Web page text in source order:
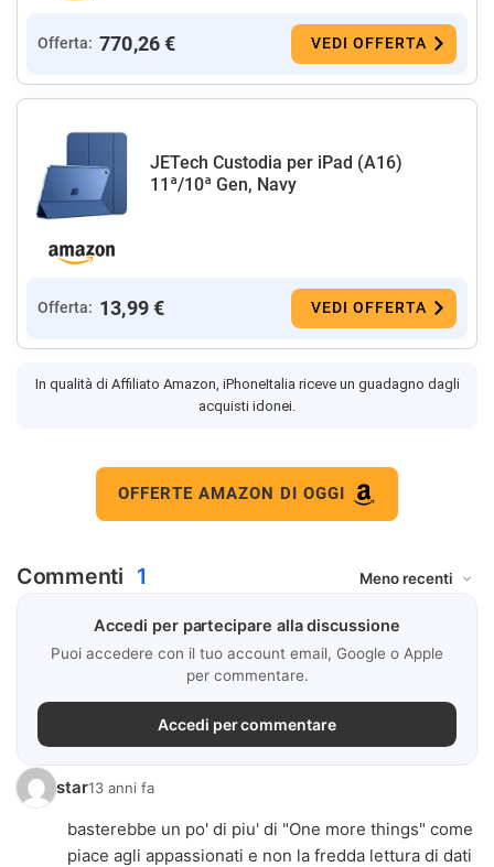
Offerta: 770,26 € VEDI OFFERTA
JETech Custodia per iPad (A16)
11ª/10ª Gen, Navy
Offerta: 13,99 € VEDI OFFERTA
In qualità di Affiliato Amazon, iPhoneItalia riceve un guadagno dagli
acquisti idonei.
OFFERTE AMAZON DI OGGI
Commenti 1
Accedi per partecipare alla discussione
Puoi accedere con il tuo account email, Google o Apple
per commentare.
Accedi per commentare
star13 anni fa
basterebbe un po' di piu' di "One more things" come
piace agli appassionati e non la fredda lettura di dati